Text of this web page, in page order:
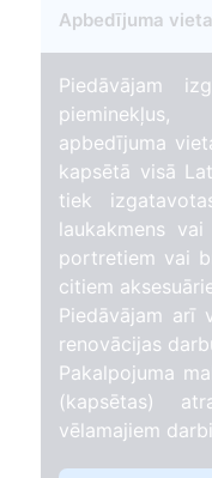
Apbedījuma
Piedāvājam
apbedījuma
kapsētā visā
tiek
laukakmens
portretiem vai
citiem
Piedāvājam arī
renovācijas
Pakalpojuma
(kapsētas)
vēlamajiem